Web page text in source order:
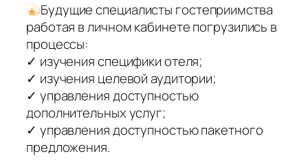
Будущие специалисты гостеприимства
работая в личном кабинете погрузились в
процессы:
✓ изучения специфики отеля;
✓ изучения целевой аудитории;
✓ управления доступностью
дополнительных услуг;
✓ управления доступностью пакетного
предложения.